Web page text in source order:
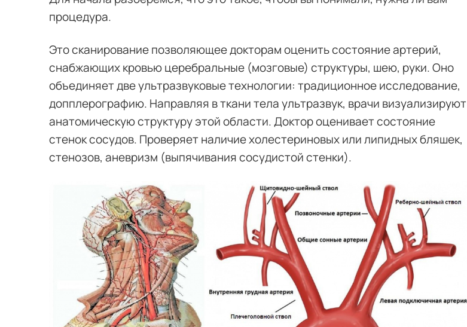
процедура.
Это сканирование позволяющее докторам оценить состояние артерий,
снабжающих кровью церебральные (мозговые) структуры, шею, руки. Оно
объединяет две ультразвуковые технологии: традиционное исследование,
допплерографию. Направляя в ткани тела ультразвук, врачи визуализируют
анатомическую структуру этой области. Доктор оценивает состояние
стенок сосудов. Проверяет наличие холестериновых или липидных бляшек,
стенозов, аневризм (выпячивания сосудистой стенки).